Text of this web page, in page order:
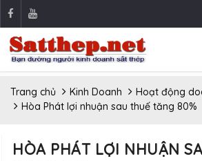
Trang chủ Kinh Doanh
Hoạt động
Hòa Phát lợi nhuận sau thuế tăng 80%
HÒA PHÁT LỢI NHUẬN